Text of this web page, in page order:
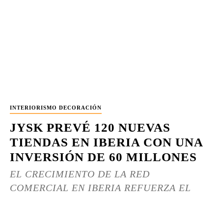
INTERIORISMO DECORACIÓN
JYSK PREVÉ 120 NUEVAS
TIENDAS EN IBERIA CON UNA
INVERSIÓN DE 60 MILLONES
EL CRECIMIENTO DE LA RED
COMERCIAL EN IBERIA REFUERZA EL